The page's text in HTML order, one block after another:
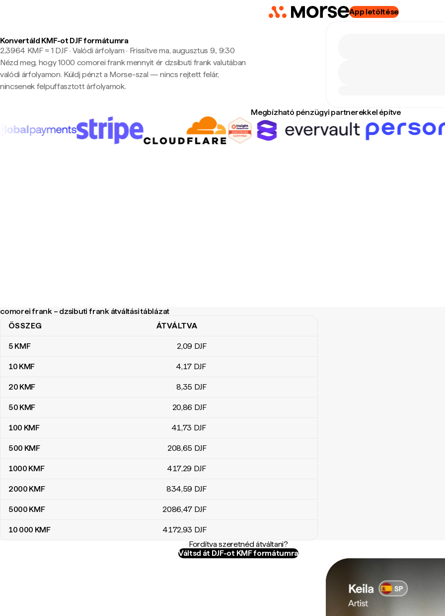
App letöltése
Konvertáld KMF-ot DJF formátumra
2,3964 KMF ≈ 1 DJF · Valódi árfolyam · Frissítve ma, augusztus 9., 9:30
Nézd meg, hogy 1000 comorei frank mennyit ér dzsibuti frank valutában
valódi árfolyamon. Küldj pénzt a Morse-szal — nincs rejtett felár,
nincsenek felpuffasztott árfolyamok.
Megbízható pénzügyi partnerekkel építve
comorei frank – dzsibuti frank átváltási táblázat
comorei frank – dzsibuti frank átváltási táblázat
ÖSSZEG ÁTVÁLTVA
5 KMF 2,09 DJF
10 KMF 4,17 DJF
20 KMF 8,35 DJF
50 KMF 20,86 DJF
100 KMF 41,73 DJF
500 KMF 208,65 DJF
1000 KMF 417,29 DJF
2000 KMF 834,59 DJF
5000 KMF 2086,47 DJF
10 000 KMF 4172,93 DJF
Fordítva szeretnéd átváltani?
Váltsd át DJF-ot KMF formátumra